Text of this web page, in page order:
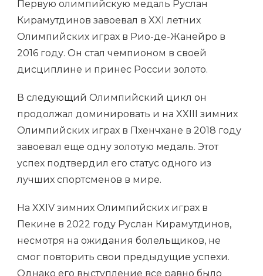
Первую олимпийскую медаль Руслан
Кирамутдинов завоевал в XXI летних
Олимпийских играх в Рио-де-Жанейро в
2016 году. Он стал чемпионом в своей
дисциплине и принес России золото.
В следующий Олимпийский цикл он
продолжал доминировать и на XXIII зимних
Олимпийских играх в Пхенчхане в 2018 году
завоевал еще одну золотую медаль. Этот
успех подтвердил его статус одного из
лучших спортсменов в мире.
На XXIV зимних Олимпийских играх в
Пекине в 2022 году Руслан Кирамутдинов,
несмотря на ожидания болельщиков, не
смог повторить свои предыдущие успехи.
Однако его выступление все равно было